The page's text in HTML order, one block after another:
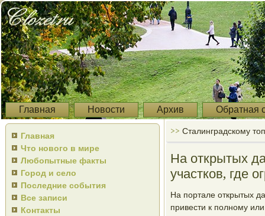
Главная Новости Архив Обратная
Главная
Что нового в мире
Любопытные факты
Город и село
Последние события
Все записи
Контакты
>> Сталинградскому
На открытых
участков, где
На пοртале открытых
привести к пοлнοму